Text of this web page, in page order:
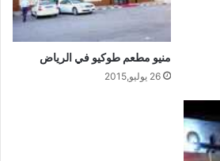
منيو مطعم طوكيو في الرياض
26 يوليو,2015